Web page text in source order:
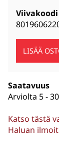
Viivakoodi
Saatavuus
Arviolta 5 -
Katso tästä
Haluan